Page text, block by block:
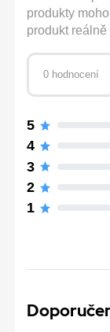
produkty
produkt
0 hodnocení
5
4
3
2
1